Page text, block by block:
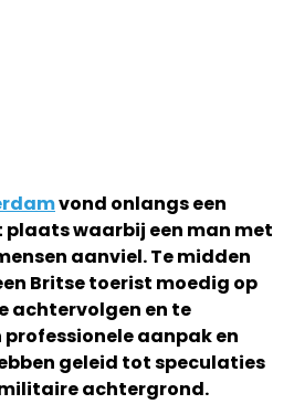
vond onlangs een
waarbij een man met
aanviel. Te midden
Britse toerist moedig op
achtervolgen en te
professionele aanpak en
geleid tot speculaties
achtergrond.​